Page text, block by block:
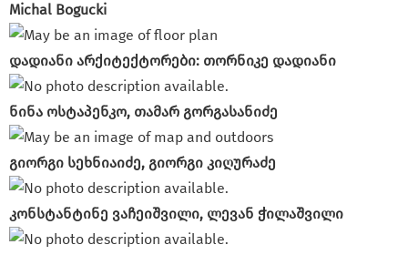
Michal Bogucki
დადიანი არქიტექტორები: თორნიკე დადიანი
ნინა ოსტაპენკო, თამარ გორგასანიძე
გიორგი სეხნიაიძე, გიორგი კიღურაძე
კონსტანტინე ვაჩეიშვილი, ლევან ჭილაშვილი